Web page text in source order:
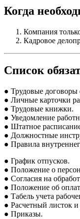
Когда
Компания
Кадровое
Список
● Трудовые договоры
● Личные карточки
● Трудовые книжки.
● Уведомление
● Штатное
● Должностные
● Правила
● График отпусков.
● Положение о
● Согласия на
● Положение об
● Табель учета
● Расчетный листок
● Приказы.